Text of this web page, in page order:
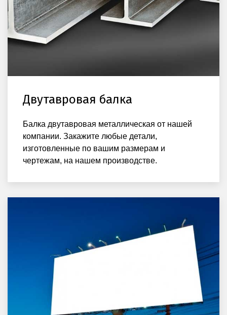
Двутавровая балка
Балка двутавровая металлическая от нашей
компании. Закажите любые детали,
изготовленные по вашим размерам и
чертежам, на нашем производстве.